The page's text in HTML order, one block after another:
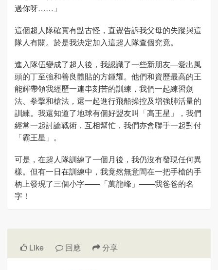
過你呀……」
這個超人隊確實有點古怪，直覺告訴我父母的失蹤與這
隊人有關。於是我決定加入這超人隊查個究竟。
進入隊伍變成了超人後，我認識了一些新朋友—愛出風
頭的丁至強和善良體貼的方鍾耀。他們和資歷最高的王
能輝帶領我經歷一連串刻苦的訓練，我們一起練習劍
法、拳擊和槍法，還一起進行飛船操控及增強肺活量的
訓練。我還知道了地球有個好盟友叫「高王星」，我們
經常一起討論戰術，互相幫忙，我們亦會聯手一起對付
「霸王星」。
可是，在超人隊訓練了一個月後，我仍沒有發現任何異
樣。但有一日在訓練中，我竟然無意間在一把手槍的手
柄上發現了三個小字——「萬龍峰」——我爸爸的名
字！
Like 回應 分享